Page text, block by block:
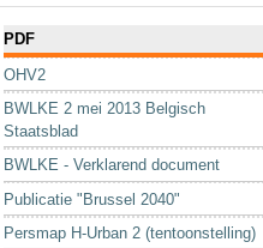
PDF
OHV2
BWLKE 2 mei 2013 Belgisch
Staatsblad
BWLKE - Verklarend document
Publicatie "Brussel 2040"
Persmap H-Urban 2 (tentoonstelling)